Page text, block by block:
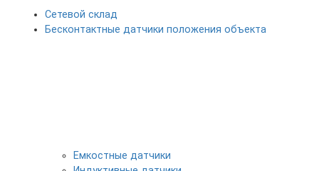
Сетевой склад
Бесконтактные датчики положения объекта
Емкостные датчики